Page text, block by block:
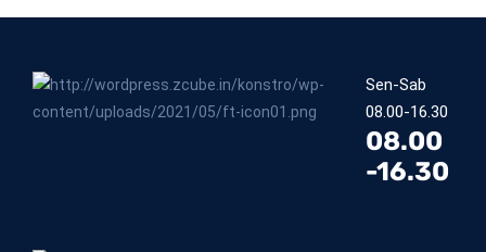
Sen-Sab
08.00-16.30
08.00
-16.30